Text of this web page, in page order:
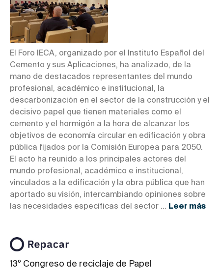
El Foro IECA, organizado por el Instituto Español del
Cemento y sus Aplicaciones, ha analizado, de la
mano de destacados representantes del mundo
profesional, académico e institucional, la
descarbonización en el sector de la construcción y el
decisivo papel que tienen materiales como el
cemento y el hormigón a la hora de alcanzar los
objetivos de economía circular en edificación y obra
pública fijados por la Comisión Europea para 2050.
El acto ha reunido a los principales actores del
mundo profesional, académico e institucional,
vinculados a la edificación y la obra pública que han
aportado su visión, intercambiando opiniones sobre
las necesidades específicas del sector ... Leer más
13º Congreso de reciclaje de Papel